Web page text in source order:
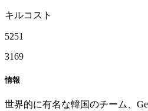
キルコスト
5251
3169
情報
世界的に有名な韓国のチーム、